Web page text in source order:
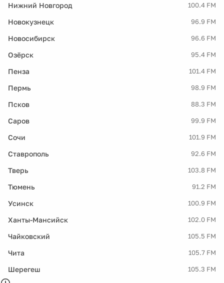
Нижний Новгород 100.4 FM
Новокузнецк 96.9 FM
Новосибирск 96.6 FM
Озёрск 95.4 FM
Пенза 101.4 FM
Пермь 98.9 FM
Псков 88.3 FM
Саров 99.9 FM
Сочи 101.9 FM
Ставрополь 92.6 FM
Тверь 103.8 FM
Тюмень 91.2 FM
Усинск 100.9 FM
Ханты-Мансийск 102.0 FM
Чайковский 105.5 FM
Чита 105.7 FM
Шерегеш 105.3 FM